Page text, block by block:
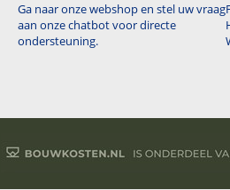
Ga naar onze webshop en stel uw vraag
aan onze chatbot voor directe
ondersteuning.